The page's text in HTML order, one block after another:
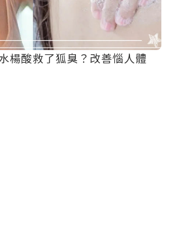
楊酸救了狐臭？改善惱人體